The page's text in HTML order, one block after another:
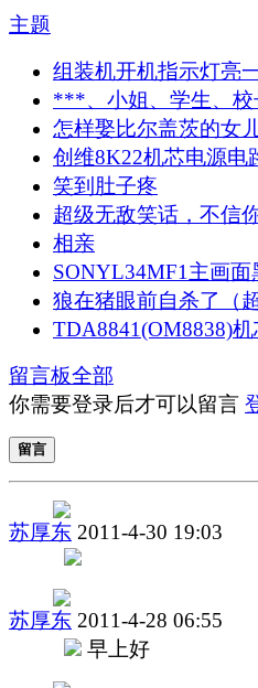
主题
组装机开机指示灯亮
***、小姐、学生、校
怎样娶比尔盖茨的女
创维8K22机芯电源电
笑到肚子疼
超级无敌笑话，不信
相亲
SONYL34MF1主画面
狼在猪眼前自杀了（
TDA8841(OM8838)
留言板全部
你需要登录后才可以留言
留言
苏厚东 2011-4-30 19:03
苏厚东 2011-4-28 06:55
早上好